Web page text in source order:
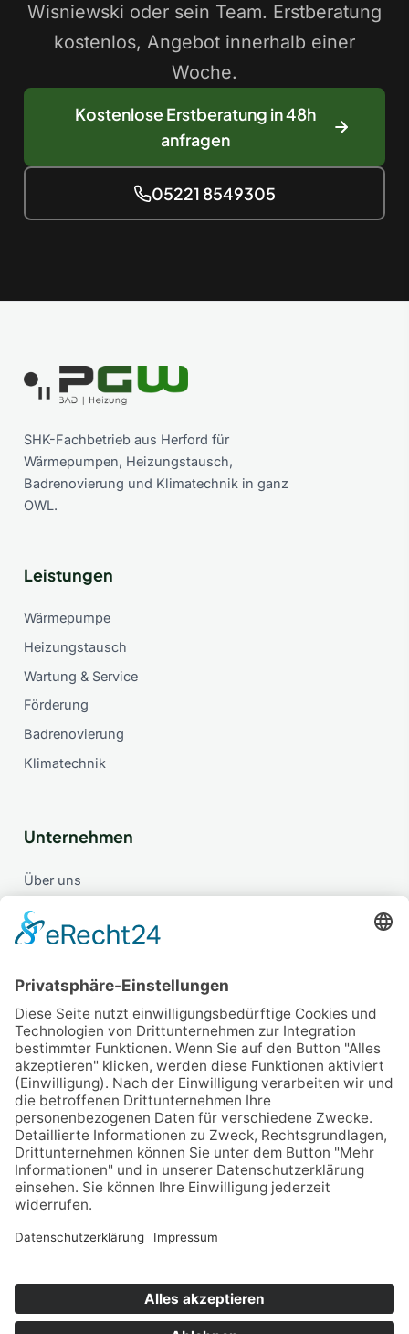
Wisniewski oder sein Team. Erstberatung
kostenlos, Angebot innerhalb einer
Woche.
Kostenlose Erstberatung in 48h
anfragen
05221 8549305
SHK-Fachbetrieb aus Herford für
Wärmepumpen, Heizungstausch,
Badrenovierung und Klimatechnik in ganz
OWL.
Leistungen
Wärmepumpe
Heizungstausch
Wartung & Service
Förderung
Badrenovierung
Klimatechnik
Unternehmen
Über uns
Referenzen
FAQ
Kontakt
Ulmenstraße 31
32049 Herford
05221 8549305
info@pgw-haustechnik.de
Orientierung (Stand 2026). Förderhöhen, förderfähige Kosten und
Voraussetzungen ändern sich laufend und sind vom Einzelfall
abhängig. Verbindlich ist allein der Bescheid der Förderstelle. Keine